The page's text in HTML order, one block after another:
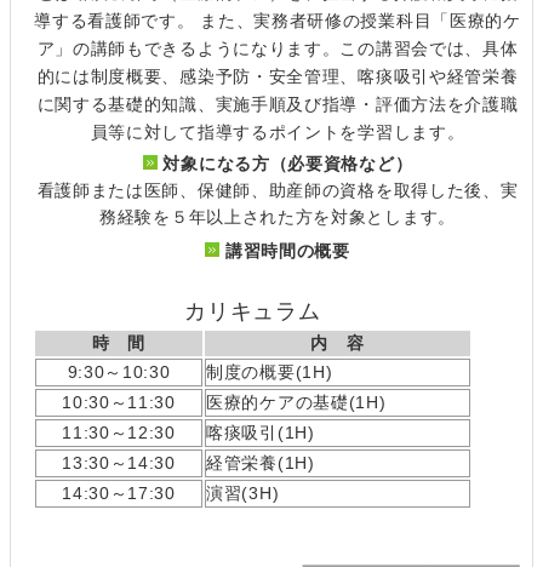
導する看護師です。 また、実務者研修の授業科目「医療的ケ
ア」の講師もできるようになります。この講習会では、具体
的には制度概要、感染予防・安全管理、喀痰吸引や経管栄養
に関する基礎的知識、実施手順及び指導・評価方法を介護職
員等に対して指導するポイントを学習します。
対象になる方（必要資格など）
看護師または医師、保健師、助産師の資格を取得した後、実
務経験を５年以上された方を対象とします。
講習時間の概要
カリキュラム
時 間
内 容
9:30～10:30
制度の概要(1H)
10:30～11:30
医療的ケアの基礎(1H)
11:30～12:30
喀痰吸引(1H)
13:30～14:30
経管栄養(1H)
14:30～17:30
演習(3H)